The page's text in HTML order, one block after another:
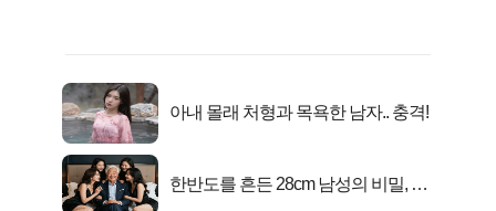
아내 몰래 처형과 목욕한 남자.. 충격!
한반도를 흔든 28cm 남성의 비밀, 매